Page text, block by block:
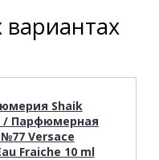
Shaik
/ Парфюмерная
Versace
Fraiche 10 ml